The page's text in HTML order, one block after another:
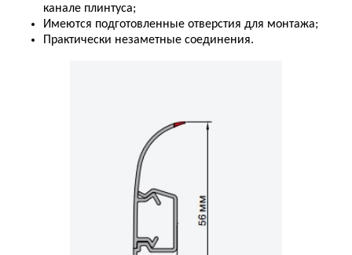
канале плинтуса;
Имеются подготовленные отверстия для монтажа;
Практически незаметные соединения.